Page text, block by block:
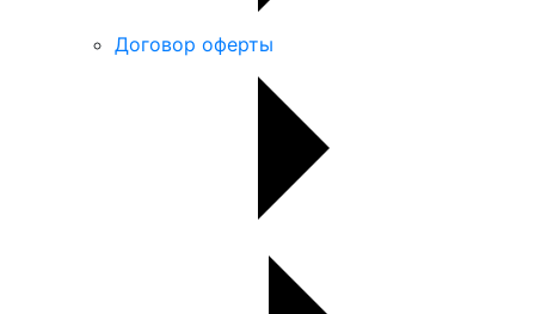
Договор оферты